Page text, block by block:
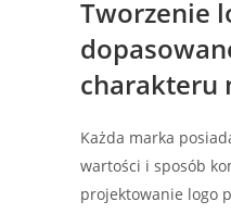
Tworzenie
charakteru
Każda marka
wartości i sposób
projektowanie logo